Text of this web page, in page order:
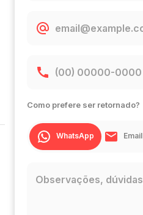
Como prefere ser retornado?
WhatsApp Email